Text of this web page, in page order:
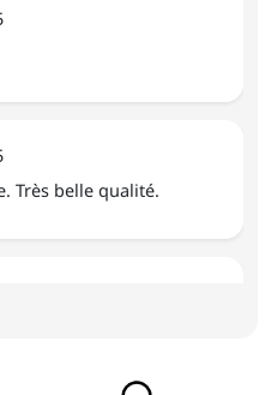
Très belle qualité.